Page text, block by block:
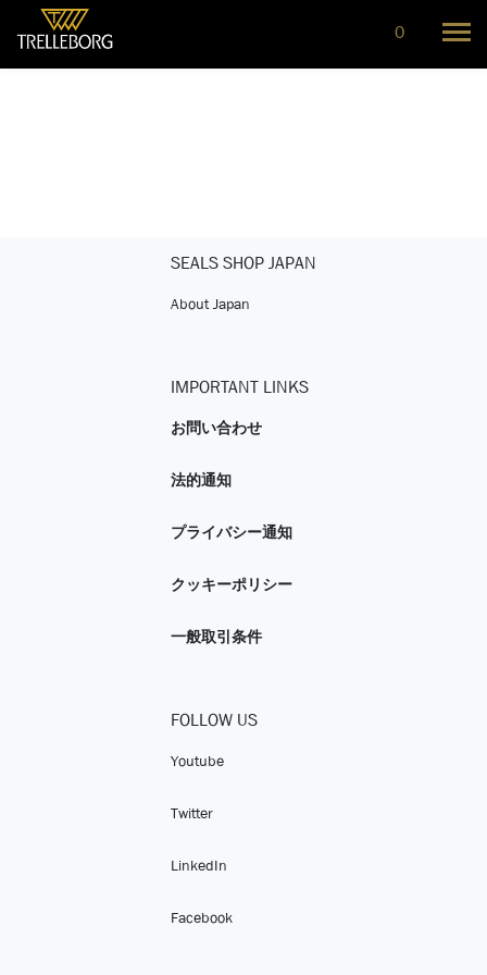
0
SEALS SHOP JAPAN
About Japan
IMPORTANT LINKS
お問い合わせ
法的通知
プライバシー通知
クッキーポリシー
一般取引条件
FOLLOW US
Youtube
Twitter
LinkedIn
Facebook